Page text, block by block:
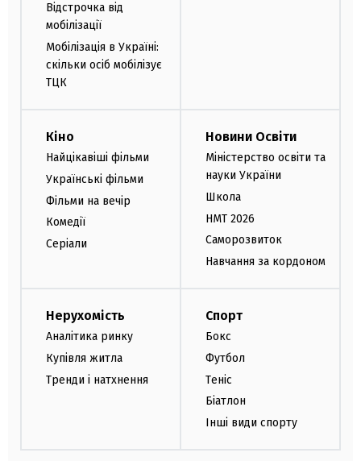
Відстрочка від
мобілізації
Мобілізація в Україні:
скільки осіб мобілізує
ТЦК
Кіно
Найцікавіші фільми
Українські фільми
Фільми на вечір
Комедії
Серіали
Новини Освіти
Міністерство освіти та
науки України
Школа
НМТ 2026
Саморозвиток
Навчання за кордоном
Нерухомість
Аналітика ринку
Купівля житла
Тренди і натхнення
Спорт
Бокс
Футбол
Теніс
Біатлон
Інші види спорту